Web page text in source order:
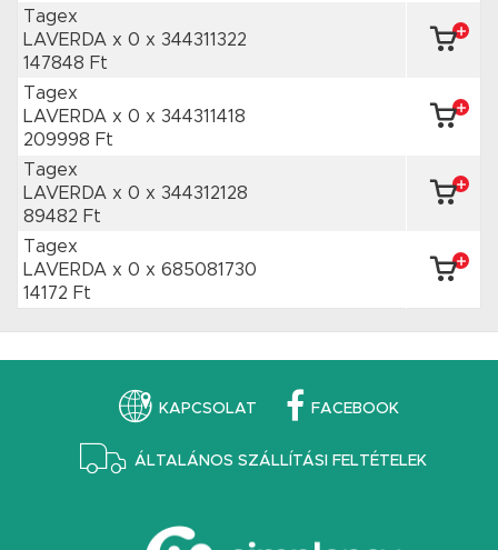
Tagex
LAVERDA x 0 x 344311322
147848 Ft
Tagex
LAVERDA x 0 x 344311418
209998 Ft
Tagex
LAVERDA x 0 x 344312128
89482 Ft
Tagex
LAVERDA x 0 x 685081730
14172 Ft
KAPCSOLAT FACEBOOK
ÁLTALÁNOS SZÁLLÍTÁSI FELTÉTELEK